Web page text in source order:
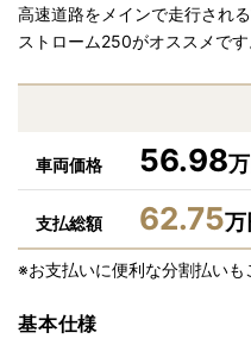
高速道路をメインで走行され
ストローム250がオススメです
車両価格 56.98
支払総額 62.75万
※お支払いに便利な分割払いも
基本仕様